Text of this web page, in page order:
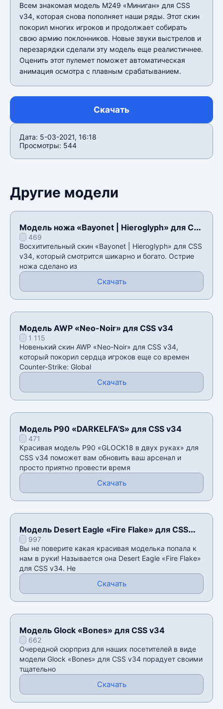
Всем знакомая модель M249 «Миниган» для CSS
v34, которая снова пополняет наши ряды. Этот скин
покорил многих игроков и продолжает собирать
свою армию поклонников. Новые звуки выстрелов и
перезарядки сделали эту модель еще реалистичнее.
Оценить этот пулемет поможет автоматическая
анимация осмотра с плавным срабатыванием.
Скачать
Дата: 5-03-2021, 16:18
Просмотры: 544
Другие модели
Модель ножа «Bayonet | Hieroglyph» для CSS
v34469
Восхитительный скин «Bayonet | Hieroglyph» для CSS
v34, который смотрится шикарно и богато. Острие
ножа сделано из
Скачать
Модель AWP «Neo-Noir» для CSS v34
1 115
Новенький скин AWP «Neo-Noir» для CSS v34,
который покорил сердца игроков еще со времен
Counter-Strike: Global
Скачать
Модель P90 «DARKELFA'S» для CSS v34
471
Красивая модель P90 «GLOCK18 в двух руках» для
CSS v34 поможет вам обновить ваш арсенал и
просто приятно провести время
Скачать
Модель Desert Eagle «Fire Flake» для CSS
v34997
Вы не поверите какая красивая моделька попала к
нам в руки! Называется она Desert Eagle «Fire Flake»
для CSS v34. Не
Скачать
Модель Glock «Bones» для CSS v34
662
Очередной сюрприз для наших посетителей в виде
модели Glock «Bones» для CSS v34 порадует своими
тщательно
Скачать